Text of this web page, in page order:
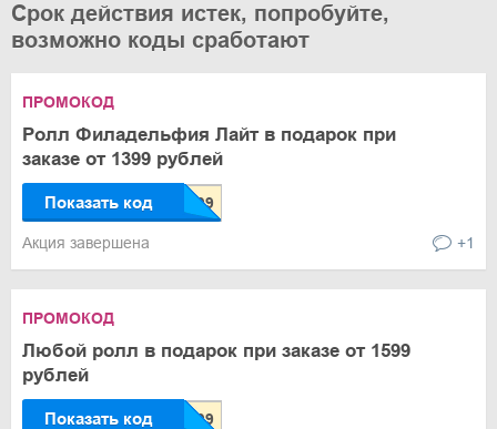
Срок действия истек, попробуйте,
возможно коды сработают
ПРОМОКОД
Ролл Филадельфия Лайт в подарок при
заказе от 1399 рублей
Показать код
Акция завершена +1
ПРОМОКОД
Любой ролл в подарок при заказе от 1599
рублей
Показать код